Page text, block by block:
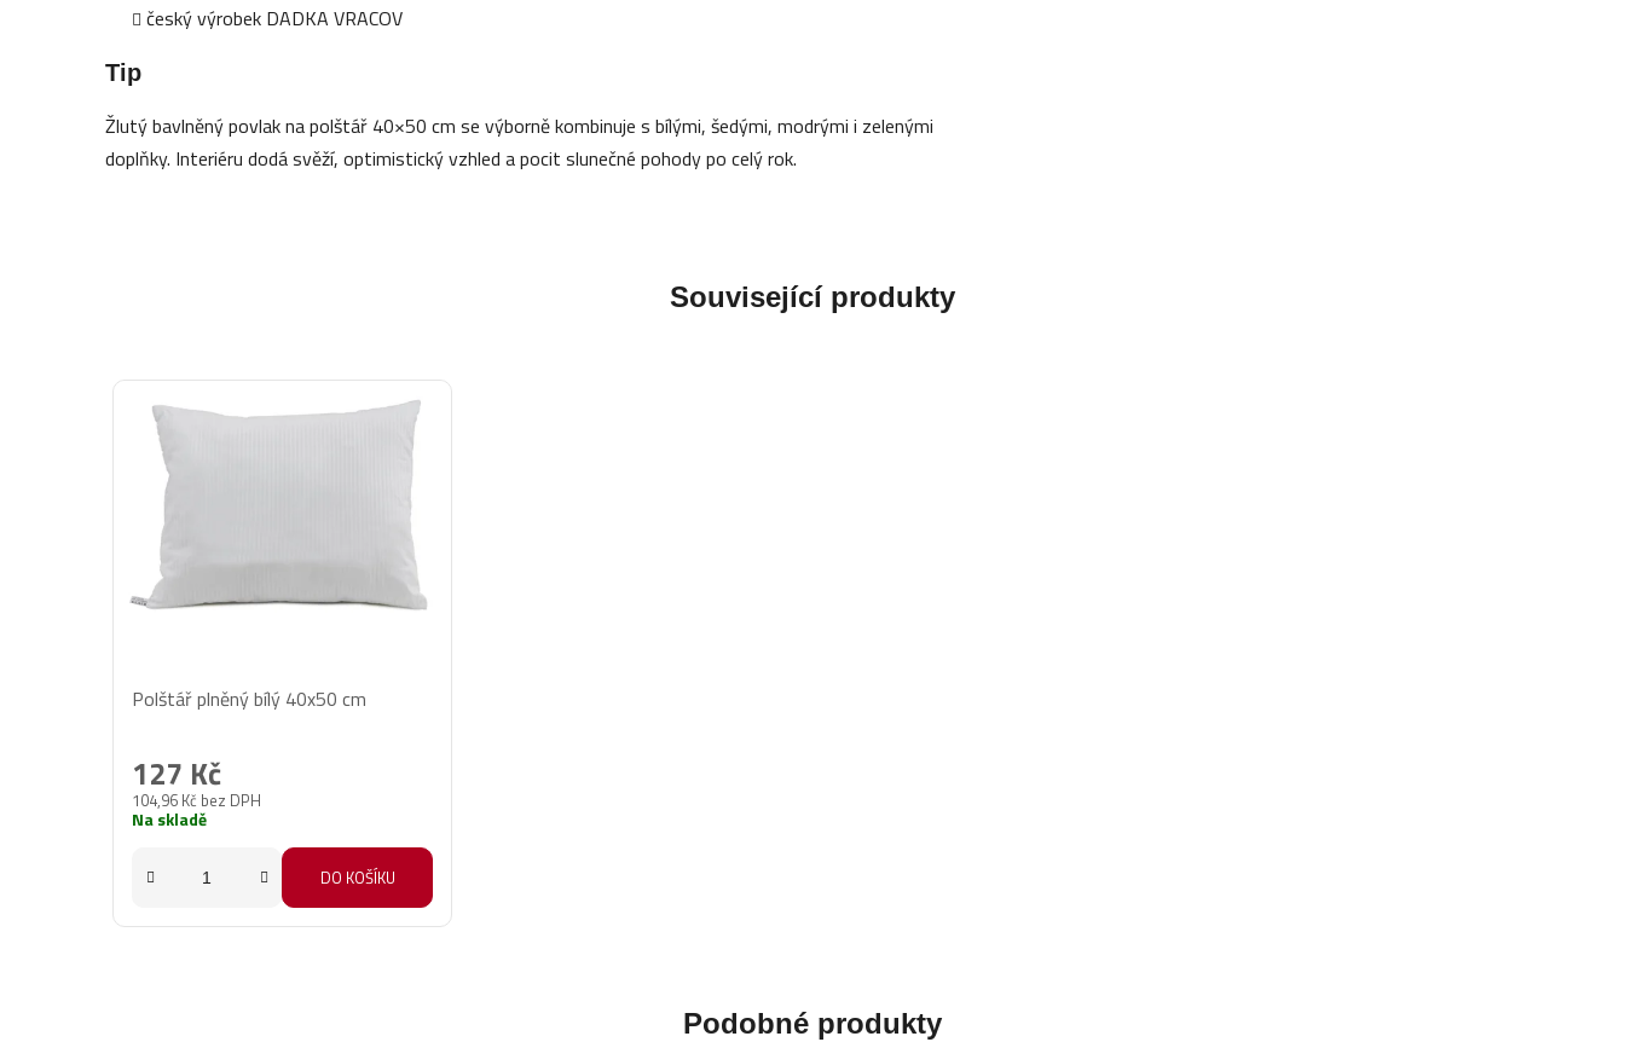
český výrobek DADKA VRACOV
Tip
Žlutý bavlněný povlak na polštář 40×50 cm se výborně kombinuje s bílými, šedými, modrými i zelenými
doplňky. Interiéru dodá svěží, optimistický vzhled a pocit slunečné pohody po celý rok.
Související produkty
hodnocení
je
5,0
5
Polštář plněný bílý 40x50 cm
104,96 Kč bez DPH
127 Kč
Na skladě
DO KOŠÍKU
Podobné produkty